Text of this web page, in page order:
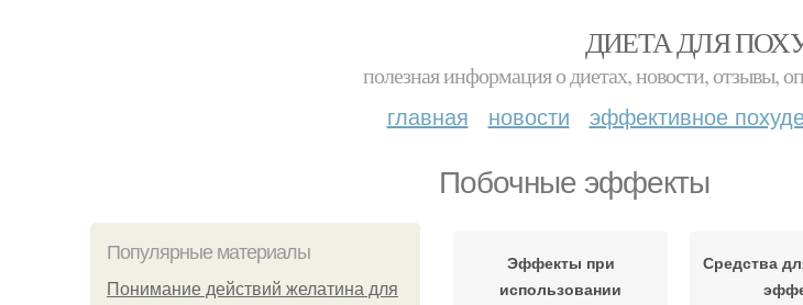
ДИЕТА ДЛЯ
полезная информация о диетах, новости, отзывы,
главная новости эффективное
Побочные эффекты
Популярные материалы
Понимание действий желатина для
Эффекты при
использовании
Средства